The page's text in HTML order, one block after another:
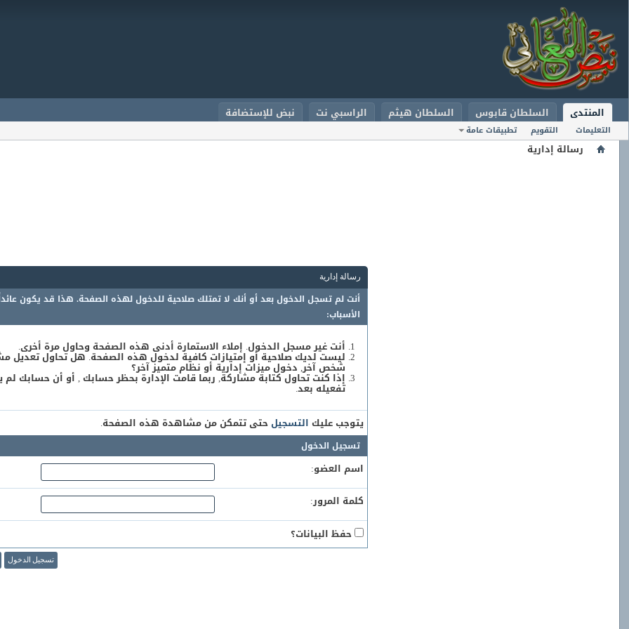
المنتدى
التعليمات التقويم تطبيقات عامة
السلطان قابوس السلطان هيثم الراسبي نت نبض للإستضافة
رسالة إدارية
رسالة إدارية
أنت لم تسجل الدخول بعد أو أنك لا تمتلك صلاحية للدخول لهذه الصفحة. هذا قد يكون
الأسباب:
أنت غير مسجل الدخول. إملاء الاستمارة أدنى هذه الصفحة وحاول مرة أخرى.
ليست لديك صلاحية أو إمتيازات كافية لدخول هذه الصفحة. هل تحاول تعديل
شخص آخر, دخول ميزات إدارية أو نظام متميز آخر؟
إذا كنت تحاول كتابة مشاركة, ربما قامت الإدارة بحظر حسابك , أو أن حسابك لم
تفعيله بعد.
يتوجب عليك التسجيلحتى تتمكن من مشاهدة هذه الصفحة.
تسجيل الدخول
اسم العضو:
كلمة المرور:
حفظ البيانات؟